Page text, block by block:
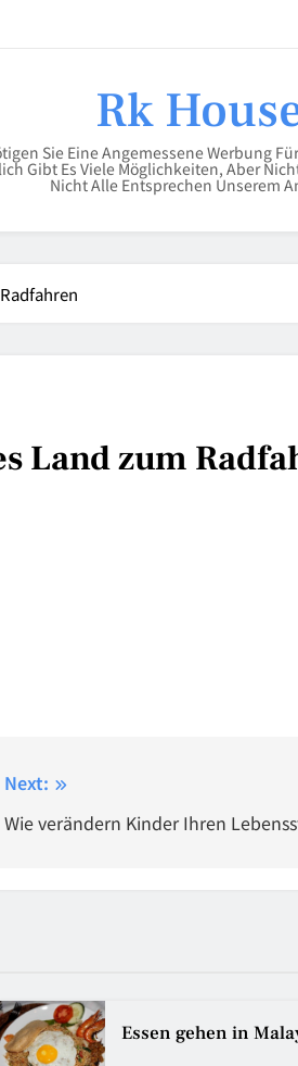
Rk
Sie Eine Angemessene Werbung
Gibt Es Viele Möglichkeiten, Aber
Nicht Alle Entsprechen Unserem
Land zum
Next:
Wie verändern Kinder Ihren
Essen gehen in